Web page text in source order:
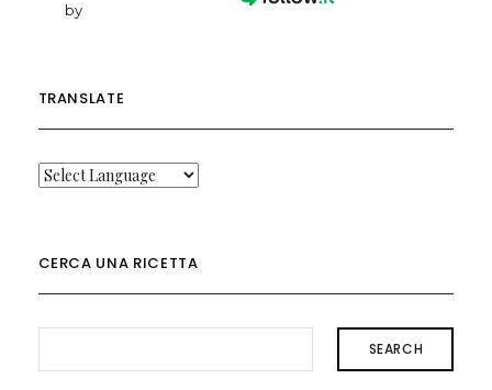
by
TRANSLATE
CERCA UNA RICETTA
SEARCH